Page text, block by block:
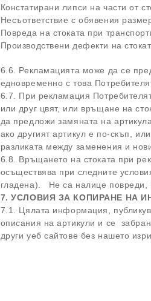
Констатирани липси на части от
Несъответствие с обявения
Повреда на стоката при
Производствени дефекти на
6.6. Рекламацията може да се
едновременно с това
6.7. При рекламация
или друг цвят, или връщане на
да предложи замяната на
ако другият артикул е по-скъп,
разликата между заменения и
6.8. Връщането на стоката при
осъществява при следните
гладена). Не са налице повреди,
7. УСЛОВИЯ ЗА КОПИРАНЕ НА
7.1. Цялата информация,
описания на артикули и се
други уеб сайтове без нашето